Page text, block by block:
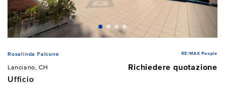
Rosalinda Falcone RE/MAX People
Lanciano, CH
Richiedere quotazione
Ufficio